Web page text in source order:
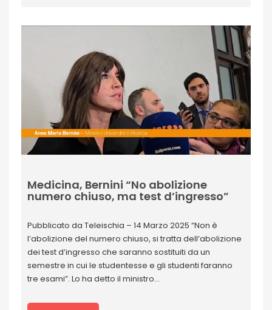
Medicina, Bernini “No abolizione
numero chiuso, ma test d’ingresso”
Pubblicato da Teleischia – 14 Marzo 2025 “Non è
l’abolizione del numero chiuso, si tratta dell’abolizione
dei test d’ingresso che saranno sostituiti da un
semestre in cui le studentesse e gli studenti faranno
tre esami”. Lo ha detto il ministro…